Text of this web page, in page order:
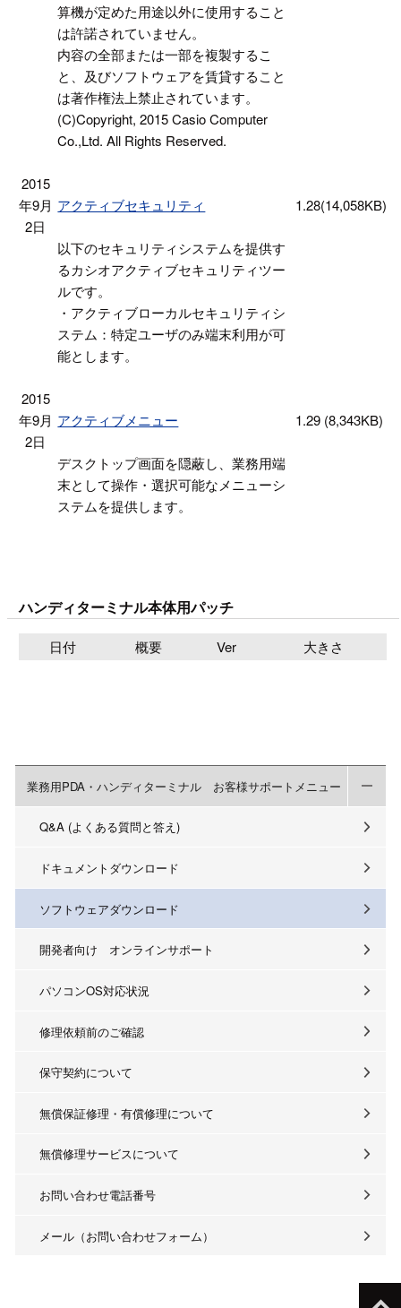
算機が定めた用途以外に使用すること
は許諾されていません。
内容の全部または一部を複製するこ
と、及びソフトウェアを賃貸すること
は著作権法上禁止されています。
(C)Copyright, 2015 Casio Computer
Co.,Ltd. All Rights Reserved.
2015
年9月
2日
アクティブセキュリティ 1.28(14,058KB)
以下のセキュリティシステムを提供す
るカシオアクティブセキュリティツー
ルです。
・アクティブローカルセキュリティシ
ステム：特定ユーザのみ端末利用が可
能とします。
2015
年9月
2日
アクティブメニュー 1.29 (8,343KB)
デスクトップ画面を隠蔽し、業務用端
末として操作・選択可能なメニューシ
ステムを提供します。
ハンディターミナル本体用パッチ
日付 概要 Ver 大きさ
業務用PDA・ハンディターミナル お客様サポートメニュー
Q&A (よくある質問と答え)
ドキュメントダウンロード
ソフトウェアダウンロード
開発者向け オンラインサポート
パソコンOS対応状況
修理依頼前のご確認
保守契約について
無償保証修理・有償修理について
無償修理サービスについて
お問い合わせ電話番号
メール（お問い合わせフォーム）